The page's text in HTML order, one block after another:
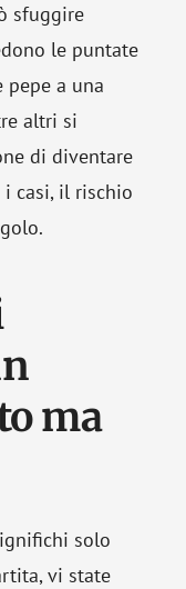
sfuggire
le puntate
pepe a una
altri si
di diventare
casi, il rischio
ma
solo
vi state